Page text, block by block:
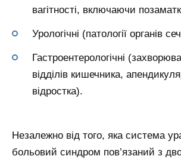
вагітності, включаючи
Урологічні (патології органів
Гастроентерологічні
відділів кишечника,
відростка).
Незалежно від того, яка система
больовий синдром пов’язаний з